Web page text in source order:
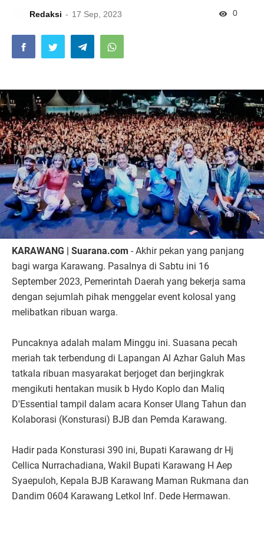
Redaksi 17 Sep, 2023 0
KARAWANG | Suarana.com - Akhir pekan yang panjang
bagi warga Karawang. Pasalnya di Sabtu ini 16
September 2023, Pemerintah Daerah yang bekerja sama
dengan sejumlah pihak menggelar event kolosal yang
melibatkan ribuan warga.
Puncaknya adalah malam Minggu ini. Suasana pecah
meriah tak terbendung di Lapangan Al Azhar Galuh Mas
tatkala ribuan masyarakat berjoget dan berjingkrak
mengikuti hentakan musik b Hydo Koplo dan Maliq
D'Essential tampil dalam acara Konser Ulang Tahun dan
Kolaborasi (Konsturasi) BJB dan Pemda Karawang.
Hadir pada Konsturasi 390 ini, Bupati Karawang dr Hj
Cellica Nurrachadiana, Wakil Bupati Karawang H Aep
Syaepuloh, Kepala BJB Karawang Maman Rukmana dan
Dandim 0604 Karawang Letkol Inf. Dede Hermawan.